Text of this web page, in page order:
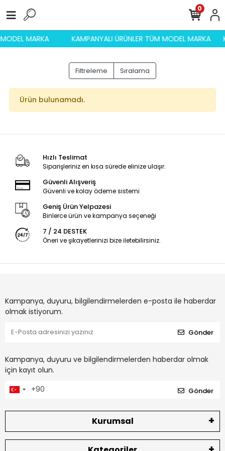
MARKA KAMPANYALI ÜRÜNLER TÜM MODEL MARKA
0
Filtreleme Sıralama
Ürün bulunamadı.
Hızlı Teslimat
Siparişleriniz en kısa sürede elinize ulaşır.
Güvenli Alışveriş
Güvenli ve kolay ödeme sistemi
Geniş Ürün Yelpazesi
Binlerce ürün ve kampanya seçeneği
7 / 24 DESTEK
Öneri ve şikayetlerinizi bize iletebilirsiniz.
Kampanya, duyuru, bilgilendirmelerden e-posta ile haberdar
olmak istiyorum.
Gönder
Kampanya, duyuru ve bilgilendirmelerden haberdar olmak
için kayıt olun.
Gönder
Kurumsal